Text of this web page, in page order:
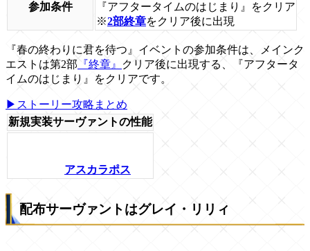
参加条件
『アフタータイムのはじまり』をクリア
※2部終章をクリア後に出現
『春の終わりに君を待つ』イベントの参加条件は、メインク
エストは第2部 『終章』
クリア後に出現する、『アフタータ
イムのはじまり』をクリアです。
▶ストーリー攻略まとめ
新規実装サーヴァントの性能
アスカラポス
配布サーヴァントはグレイ・リリィ